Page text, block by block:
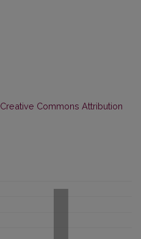
Creative Commons Attribution